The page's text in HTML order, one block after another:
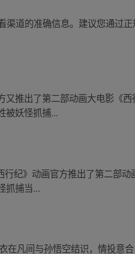
道的准确信息。建议您通过
推出了第二部动画大电影《
被妖怪抓捕...
纪》动画官方推出了第二部
抓捕当...
凡间与孙悟空结识，情投意